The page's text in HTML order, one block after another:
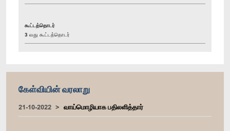
கூட்டத்தொடர்
3 வது கூட்டத்தொடர்
கேள்வியின் வரலாறு
21-10-2022 வாய்மொழியாக பதிலளித்தார்